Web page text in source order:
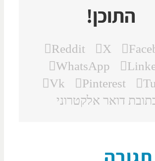
התוכן!
X
Reddit
WhatsApp
Pinterest
Vk
דואר אלקטרוני